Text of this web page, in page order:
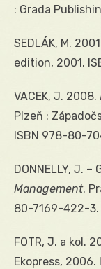
: Grada
SEDLÁK, M.
edition, 2001.
VACEK, J. 2008.
Plzeň :
ISBN 978-80-
DONNELLY, J. –
Management.
80-7169-422-3.
FOTR, J. a kol.
Ekopress,